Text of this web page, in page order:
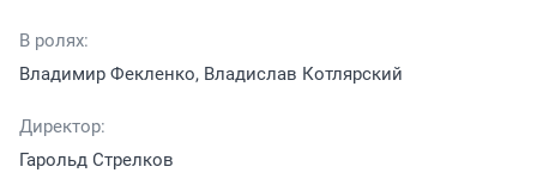
В ролях:
Владимир Фекленко, Владислав Котлярский
Директор:
Гарольд Стрелков